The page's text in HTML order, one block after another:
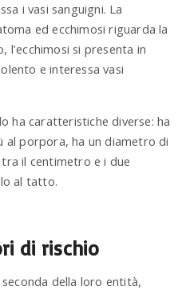
i vasi sanguigni. La
ed ecchimosi riguarda la
l’ecchimosi si presenta in
e interessa vasi
ha caratteristiche diverse: ha
al porpora, ha un diametro di
il centimetro e i due
al tatto.
di rischio
della loro entità,